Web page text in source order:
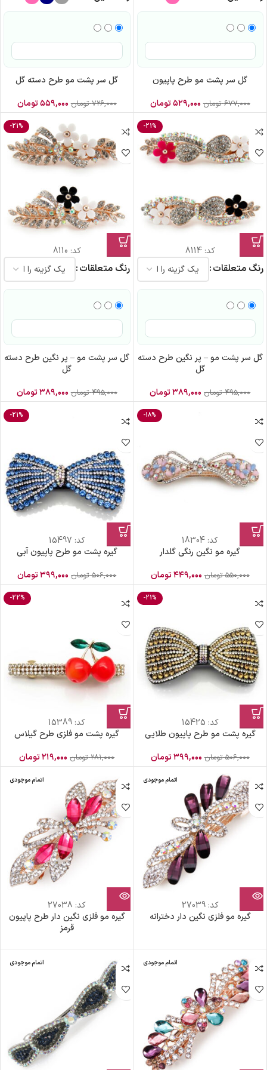
گل سر پشت مو طرح پاپیون
۶۷۷,۰۰۰ تومان ۵۲۹,۰۰۰تومان
گل سر پشت مو طرح دسته گل
۷۲۶,۰۰۰ تومان ۵۵۹,۰۰۰تومان
-21%
کد:8114
رنگ متعلقات
گل سر پشت مو – پر نگین طرح دسته
گل
۴۹۵,۰۰۰ تومان ۳۸۹,۰۰۰تومان
-21%
کد: 8110
رنگ متعلقات
گل سر پشت مو – پر نگین طرح دسته
گل
۴۹۵,۰۰۰ تومان ۳۸۹,۰۰۰تومان
-18%
کد: 18304
گیره مو نگین رنگی گلدار
۵۵۰,۰۰۰ تومان ۴۴۹,۰۰۰تومان
-21%
کد: 15497
گیره پشت مو طرح پاپیون آبی
۵۰۶,۰۰۰ تومان ۳۹۹,۰۰۰تومان
-21%
کد: 15425
گیره پشت مو طرح پاپیون طلایی
۵۰۶,۰۰۰ تومان ۳۹۹,۰۰۰تومان
-22%
کد: 15389
گیره پشت مو فلزی طرح گیلاس
۲۸۱,۰۰۰ تومان ۲۱۹,۰۰۰تومان
اتمام موجودی
کد:27039
گیره مو فلزی نگین دار دخترانه
اتمام موجودی
کد: 27038
گیره مو فلزی نگین دار طرح پاپیون
قرمز
اتمام موجودی اتمام موجودی